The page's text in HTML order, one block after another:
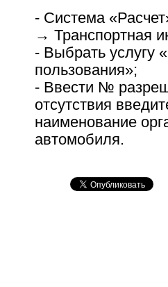
- Система
→ Транспортная
- Выбрать услугу
пользования»;
- Ввести №
отсутствия
наименование
автомобиля.